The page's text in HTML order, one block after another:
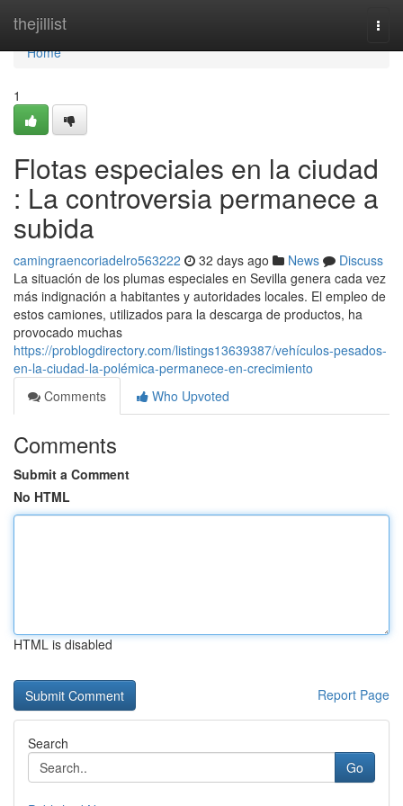
thejillist
Home
Home
1
Flotas especiales en la ciudad
: La controversia permanece a
subida
camingraencoriadelro563222 32 days ago News
Discuss
La situación de los plumas especiales en Sevilla genera cada vez
más indignación a habitantes y autoridades locales. El empleo de
estos camiones, utilizados para la descarga de productos, ha
provocado muchas
https://problogdirectory.com/listings13639387/vehículos-pesados-
en-la-ciudad-la-polémica-permanece-en-crecimiento
Comments
Who Upvoted
Comments
Submit a Comment
No HTML
HTML is disabled
Report Page
Search
Go